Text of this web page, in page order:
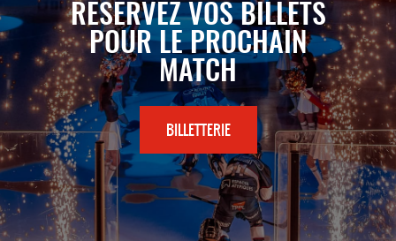
RÉSERVEZ VOS BILLETS
POUR LE PROCHAIN
MATCH
BILLETTERIE